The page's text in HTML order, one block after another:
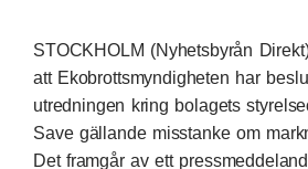
STOCKHOLM (Nyhetsbyrån
att Ekobrottsmyndigheten har
utredningen kring bolagets
Save gällande misstanke om
Det framgår av ett